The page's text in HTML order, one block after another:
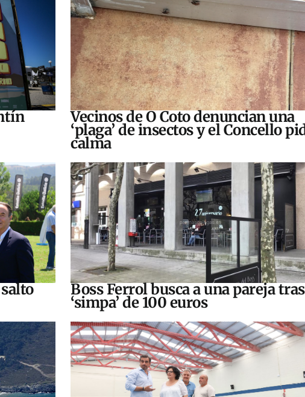
Vecinos de O Coto denuncian una
‘plaga’ de insectos y el Concello
calma
Boss Ferrol busca a una pareja
‘simpa’ de 100 euros